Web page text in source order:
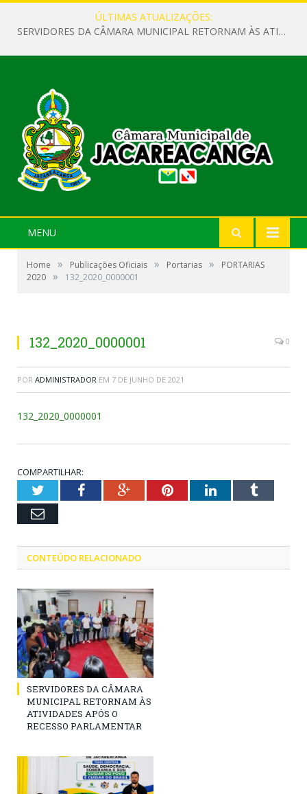
ÚLTIMAS ATUALIZAÇÕES:
SERVIDORES DA CÂMARA MUNICIPAL RETORNAM ÀS ATIVIDADES APÓS O RECESSO PARLAMENTAR
MENU
Home » Publicações Oficiais » Portarias »
PORTARIAS
2020 » 132_2020_0000001
132_2020_0000001 0
POR ADMINISTRADOR EM 7 DE JUNHO DE 2021
132_2020_0000001
COMPARTILHAR:
TwitterFacebookGoogle+PinterestLinkedInTumblr
Email
CONTEÚDO RELACIONADO
SERVIDORES DA CÂMARA
MUNICIPAL RETORNAM ÀS
ATIVIDADES APÓS O
RECESSO PARLAMENTAR